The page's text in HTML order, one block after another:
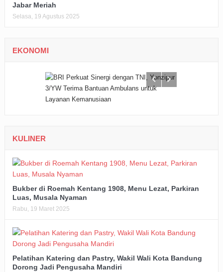
Jabar Meriah
Selasa, 19 Agustus 2025
EKONOMI
KULINER
Bukber di Roemah Kentang 1908, Menu Lezat, Parkiran
Luas, Musala Nyaman
Rabu, 19 Maret 2025
Pelatihan Katering dan Pastry, Wakil Wali Kota Bandung
Dorong Jadi Pengusaha Mandiri